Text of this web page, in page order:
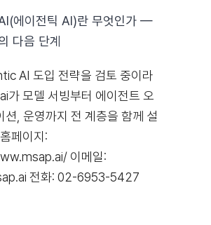
에이전틱 AI)란 무엇인가 —
다음 단계
AI 도입 전략을 검토 중이라
가 모델 서빙부터 에이전트 오
션, 운영까지 전 계층을 함께 설
페이지:
이메일:
전화: 02-6953-5427